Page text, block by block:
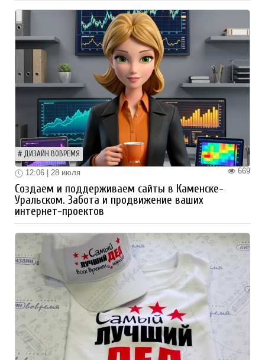
ДИЗАЙН ВОВРЕМЯ
669
12:06 | 28 июля
Создаем и поддерживаем сайты в Каменске-
Уральском. Забота и продвижение ваших
интернет-проектов